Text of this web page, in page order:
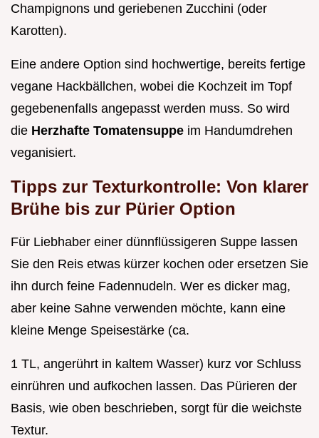
Champignons und geriebenen Zucchini (oder
Karotten).
Eine andere Option sind hochwertige, bereits fertige
vegane Hackbällchen, wobei die Kochzeit im Topf
gegebenenfalls angepasst werden muss. So wird
die Herzhafte Tomatensuppe im Handumdrehen
veganisiert.
Tipps zur Texturkontrolle: Von klarer
Brühe bis zur Pürier Option
Für Liebhaber einer dünnflüssigeren Suppe lassen
Sie den Reis etwas kürzer kochen oder ersetzen Sie
ihn durch feine Fadennudeln. Wer es dicker mag,
aber keine Sahne verwenden möchte, kann eine
kleine Menge Speisestärke (ca.
1 TL, angerührt in kaltem Wasser) kurz vor Schluss
einrühren und aufkochen lassen. Das Pürieren der
Basis, wie oben beschrieben, sorgt für die weichste
Textur.